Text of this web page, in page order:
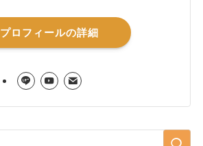
プロフィールの詳細